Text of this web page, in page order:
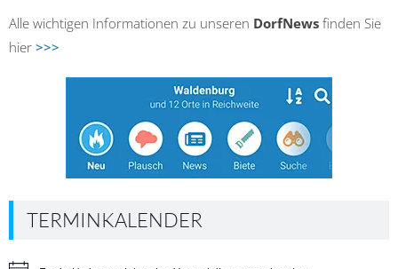
Alle wichtigen Informationen zu unseren DorfNews finden Sie
hier >>>
TERMINKALENDER